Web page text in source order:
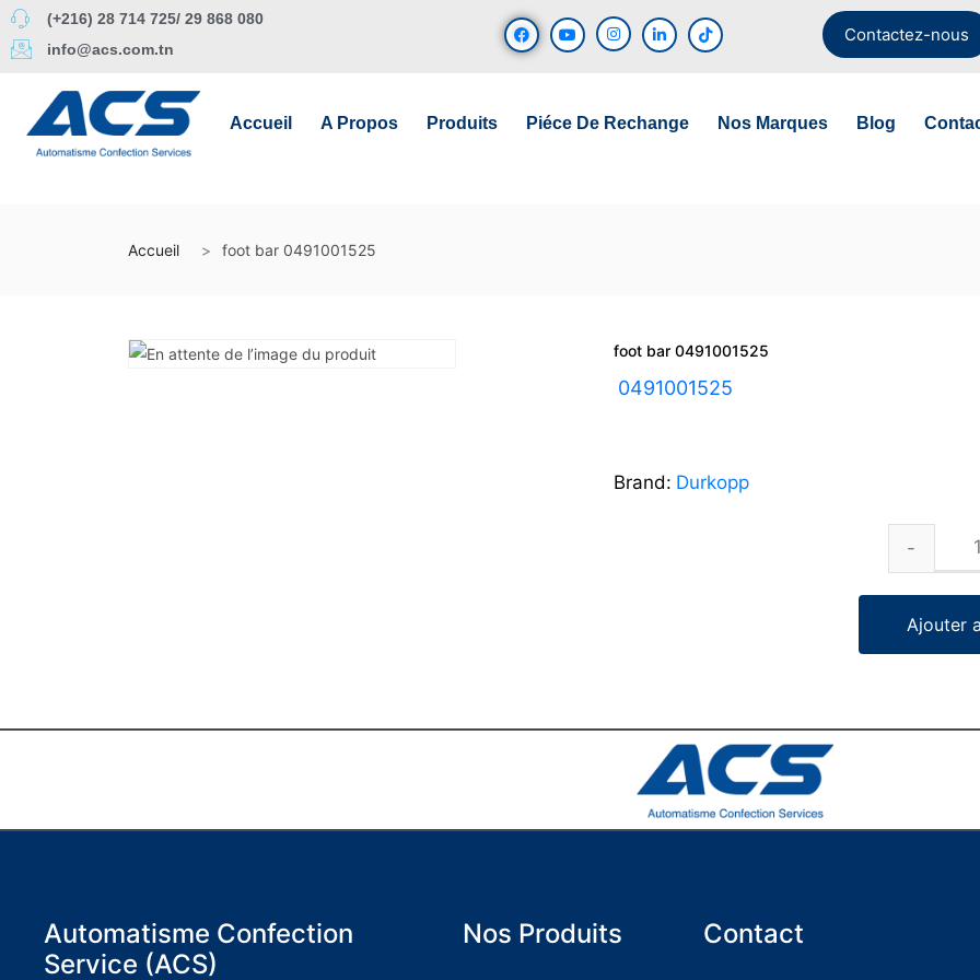
(+216) 28 714 725/ 29 868 080
info@acs.com.tn
Contactez-nous
Accueil A Propos Produits Piéce De Rechange Nos Marques Blog
Accueil foot bar 0491001525
foot bar 0491001525
0491001525
Brand: Durkopp
Ajouter
Automatisme Confection
Service (ACS)
Nos Produits Contact